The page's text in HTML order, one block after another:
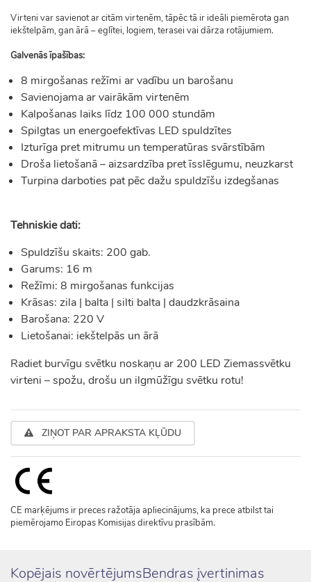
Virteni var savienot ar citām virtenēm, tāpēc tā ir ideāli piemērota gan
iekštelpām, gan ārā – eglītei, logiem, terasei vai dārza rotājumiem.
Galvenās īpašības:
8 mirgošanas režīmi ar vadību un barošanu
Savienojama ar vairākām virtenēm
Kalpošanas laiks līdz 100 000 stundām
Spilgtas un energoefektīvas LED spuldzītes
Izturīga pret mitrumu un temperatūras svārstībām
Droša lietošanā – aizsardzība pret īsslēgumu, neuzkarst
Turpina darboties pat pēc dažu spuldzīšu izdegšanas
Tehniskie dati:
Spuldzīšu skaits: 200 gab.
Garums: 16 m
Režīmi: 8 mirgošanas funkcijas
Krāsas: zila | balta | silti balta | daudzkrāsaina
Barošana: 220 V
Lietošanai: iekštelpās un ārā
Radiet burvīgu svētku noskaņu ar 200 LED Ziemassvētku
virteni – spožu, drošu un ilgmūžīgu svētku rotu!
ZIŅOT PAR APRAKSTA KĻŪDU
CE marķējums ir preces ražotāja apliecinājums, ka prece atbilst tai
piemērojamo Eiropas Komisijas direktīvu prasībām.
Kopējais novērtējumsBendras įvertinimas